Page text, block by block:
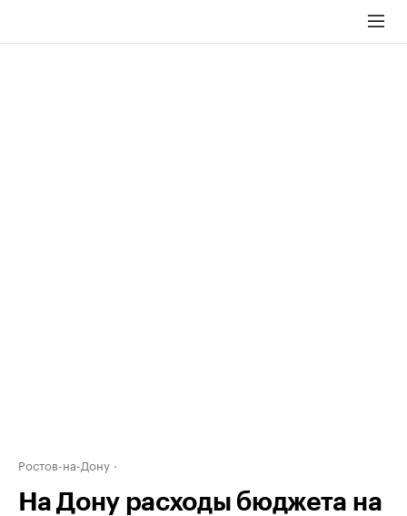
Ростов-на-Дону
На Дону расходы бюджета на